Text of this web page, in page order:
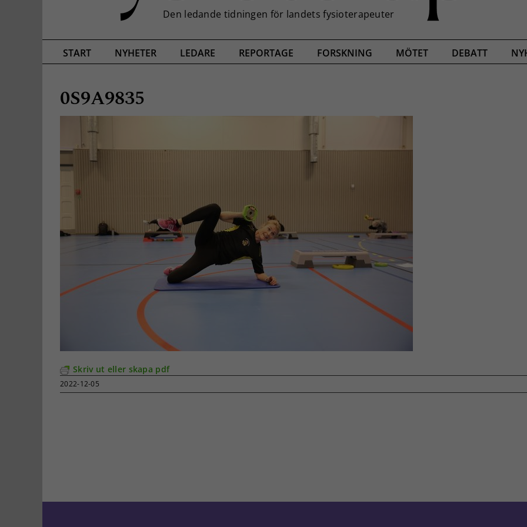
START NYHETER LEDARE REPORTAGE FORSKNING MÖTET DEBATT
0S9A9835
Skriv ut eller skapa pdf
2022-12-05